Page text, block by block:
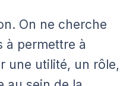
On ne cherche
à permettre à
une utilité, un rôle,